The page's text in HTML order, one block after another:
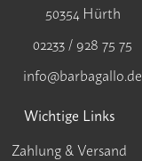
50354 Hürth
02233 / 928 75 75
info@barbagallo.de
Wichtige Links
Zahlung & Versand